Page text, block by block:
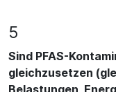
5
Sind PFAS-
gleichzusetzen
Belastungen,